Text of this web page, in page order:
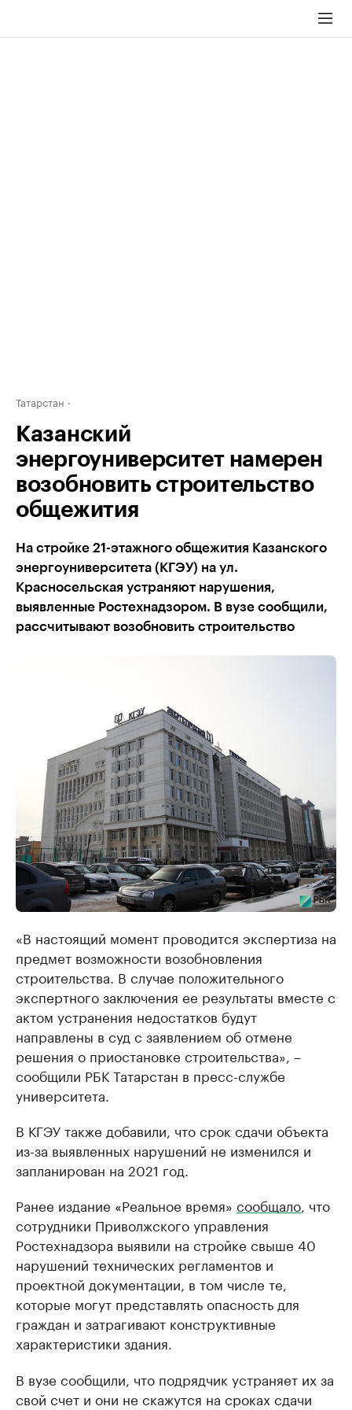
Татарстан
Казанский
энергоуниверситет намерен
возобновить строительство
общежития
На стройке 21-этажного общежития Казанского
энергоуниверситета (КГЭУ) на ул.
Красносельская устраняют нарушения,
выявленные Ростехнадзором. В вузе сообщили,
рассчитывают возобновить строительство
«В настоящий момент проводится экспертиза на
предмет возможности возобновления
строительства. В случае положительного
экспертного заключения ее результаты вместе с
актом устранения недостатков будут
направлены в суд с заявлением об отмене
решения о приостановке строительства», –
сообщили РБК Татарстан в пресс-службе
университета.
В КГЭУ также добавили, что срок сдачи объекта
из-за выявленных нарушений не изменился и
запланирован на 2021 год.
Ранее издание «Реальное время» сообщало, что
сотрудники Приволжского управления
Ростехнадзора выявили на стройке свыше 40
нарушений технических регламентов и
проектной документации, в том числе те,
которые могут представлять опасность для
граждан и затрагивают конструктивные
характеристики здания.
В вузе сообщили, что подрядчик устраняет их за
свой счет и они не скажутся на сроках сдачи